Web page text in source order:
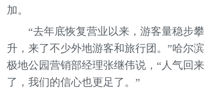
加。
“去年底恢复营业以来，游客量稳步攀
升，来了不少外地游客和旅行团。”哈尔滨
极地公园营销部经理张继伟说，“人气回来
了，我们的信心也更足了。”